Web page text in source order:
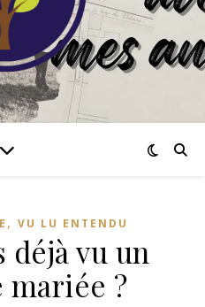
, VU LU ENTENDU
déjà vu un
mariée ?